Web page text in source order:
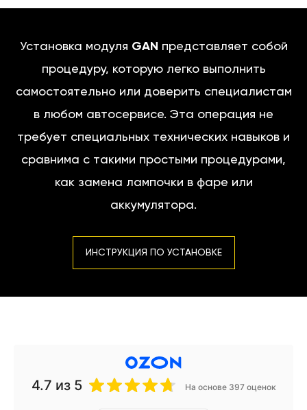
Установка модуля GAN представляет собой
процедуру, которую легко выполнить
самостоятельно или доверить специалистам
в любом автосервисе. Эта операция не
требует специальных технических навыков и
сравнима с такими простыми процедурами,
как замена лампочки в фаре или
аккумулятора.
ИНСТРУКЦИЯ ПО УСТАНОВКЕ
4.7 из 5 На основе 397 оценок